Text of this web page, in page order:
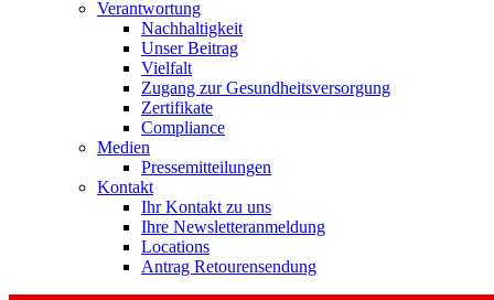
Verantwortung
Nachhaltigkeit
Unser Beitrag
Vielfalt
Zugang zur Gesundheitsversorgung
Zertifikate
Compliance
Medien
Pressemitteilungen
Kontakt
Ihr Kontakt zu uns
Ihre Newsletteranmeldung
Locations
Antrag Retourensendung